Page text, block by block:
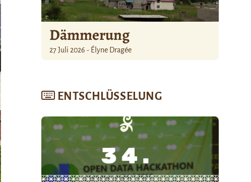
Dämmerung
27 Juli 2026 - Élyne Dragée
ENTSCHLÜSSELUNG